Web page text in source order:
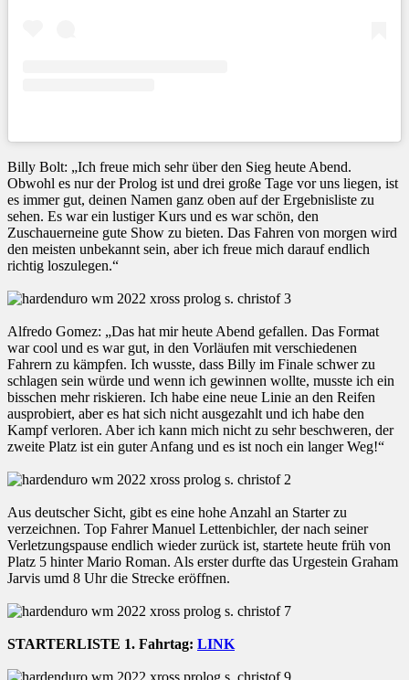
Billy Bolt: „Ich freue mich sehr über den Sieg heute Abend.
Obwohl es nur der Prolog ist und drei große Tage vor uns liegen, ist
es immer gut, deinen Namen ganz oben auf der Ergebnisliste zu
sehen. Es war ein lustiger Kurs und es war schön, den
Zuschauerneine gute Show zu bieten. Das Fahren von morgen wird
den meisten unbekannt sein, aber ich freue mich darauf endlich
richtig loszulegen.“
Alfredo Gomez: „Das hat mir heute Abend gefallen. Das Format
war cool und es war gut, in den Vorläufen mit verschiedenen
Fahrern zu kämpfen. Ich wusste, dass Billy im Finale schwer zu
schlagen sein würde und wenn ich gewinnen wollte, musste ich ein
bisschen mehr riskieren. Ich habe eine neue Linie an den Reifen
ausprobiert, aber es hat sich nicht ausgezahlt und ich habe den
Kampf verloren. Aber ich kann mich nicht zu sehr beschweren, der
zweite Platz ist ein guter Anfang und es ist noch ein langer Weg!“
Aus deutscher Sicht, gibt es eine hohe Anzahl an Starter zu
verzeichnen. Top Fahrer Manuel Lettenbichler, der nach seiner
Verletzungspause endlich wieder zurück ist, startete heute früh von
Platz 5 hinter Mario Roman. Als erster durfte das Urgestein Graham
Jarvis umd 8 Uhr die Strecke eröffnen.
STARTERLISTE 1. Fahrtag: LINK